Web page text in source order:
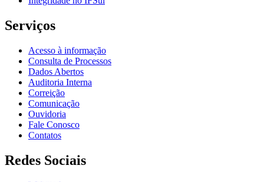
Serviços
Acesso à informação
Consulta de Processos
Dados Abertos
Auditoria Interna
Correição
Comunicação
Ouvidoria
Fale Conosco
Contatos
Redes Sociais